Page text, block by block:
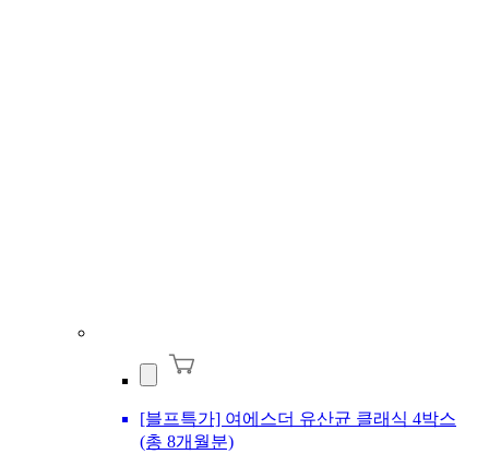
[블프특가] 여에스더 유산균 클래식 4박스
(총 8개월분)